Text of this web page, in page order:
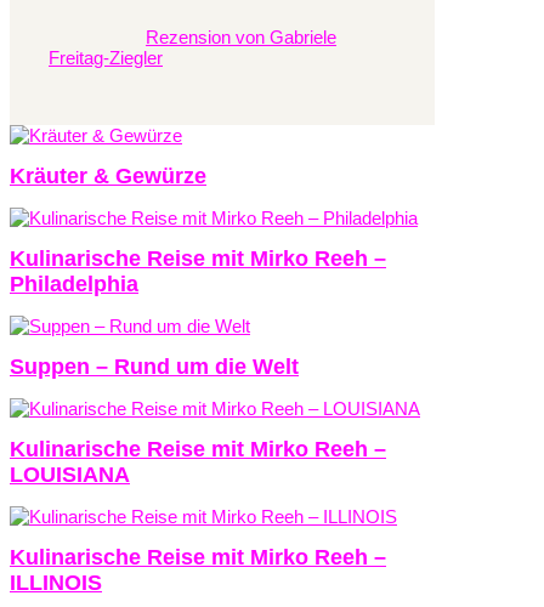
Rezension von Gabriele
Freitag-Ziegler
Kräuter & Gewürze
Kulinarische Reise mit Mirko Reeh –
Philadelphia
Suppen – Rund um die Welt
Kulinarische Reise mit Mirko Reeh –
LOUISIANA
Kulinarische Reise mit Mirko Reeh –
ILLINOIS